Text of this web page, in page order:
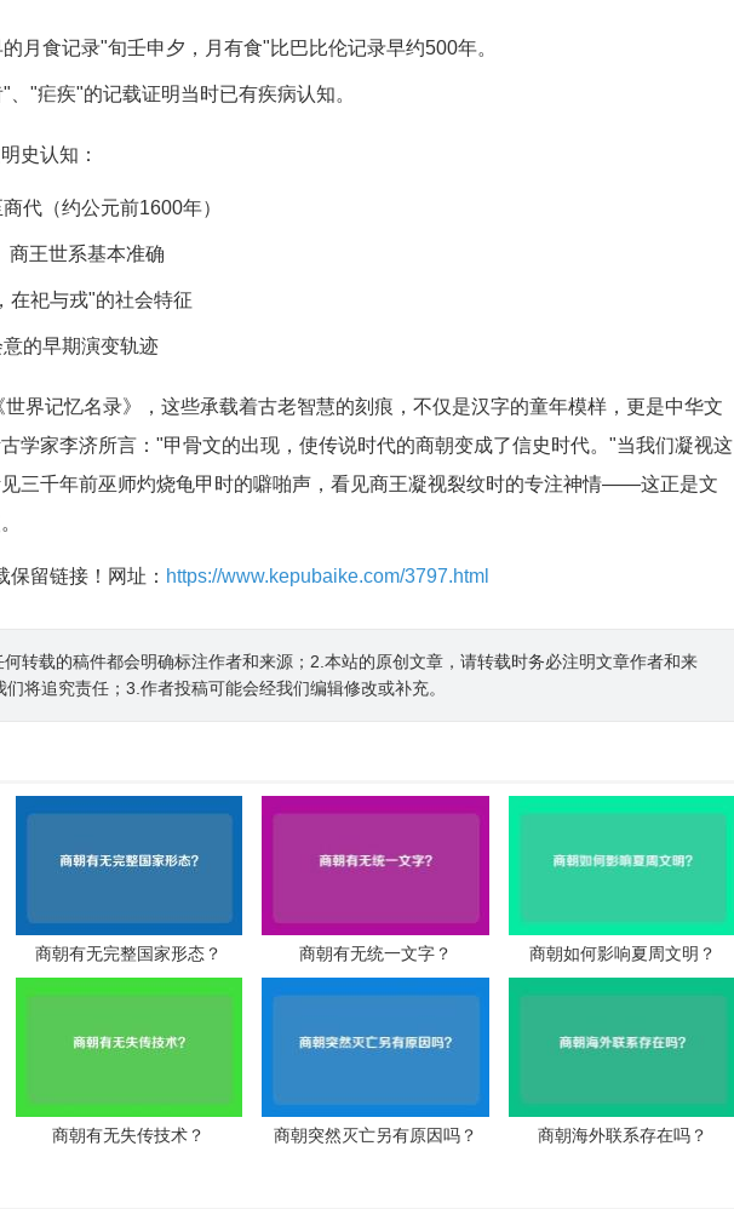
的月食记录"旬壬申夕，月有食"比巴比伦记录早约500年。
"、"疟疾"的记载证明当时已有疾病认知。
史认知：
代（约公元前1600年）
商王世系基本准确
在祀与戎"的社会特征
的早期演变轨迹
界记忆名录》，这些承载着古老智慧的刻痕，不仅是汉字的童年模样，更是中华文
学家李济所言："甲骨文的出现，使传说时代的商朝变成了信史时代。"当我们凝视这
三千年前巫师灼烧龟甲时的噼啪声，看见商王凝视裂纹时的专注神情——这正是文
保留链接！网址： https://www.kepubaike.com/3797.html
转载的稿件都会明确标注作者和来源；2.本站的原创文章，请转载时务必注明文章作者和来
将追究责任；3.作者投稿可能会经我们编辑修改或补充。
商朝有无完整国家形态？ 商朝有无统一文字？ 商朝如何影响夏周文明？
商朝有无失传技术？ 商朝突然灭亡另有原因吗？ 商朝海外联系存在吗？